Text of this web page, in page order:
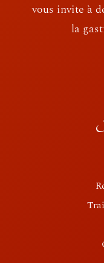
vous invite à
la